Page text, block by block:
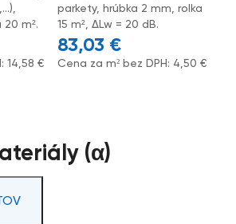
20 m².
14,58 €
parkety, hrúbka 2 mm, rolka
15 m², ΔLw = 20 dB.
83,03 €
Cena za m² bez DPH: 4,50 €
(α)